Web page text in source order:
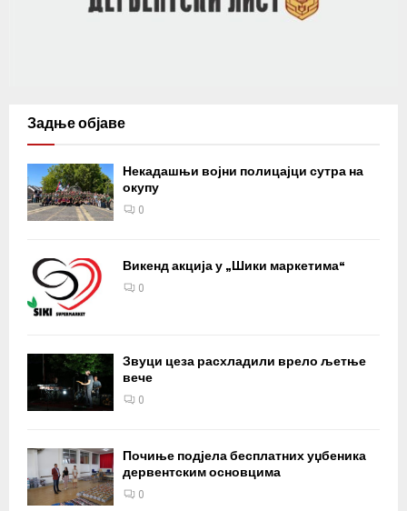
Задње објаве
Некадашњи војни полицајци сутра на
окупу
0
Викенд акција у „Шики маркетима“
0
Звуци цеза расхладили врело љетње
вече
0
Почиње подјела бесплатних уџбеника
дервентским основцима
0